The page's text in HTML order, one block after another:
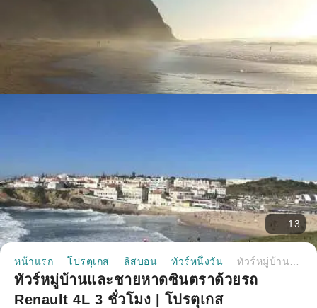
13
หน้าแรก โปรตุเกส ลิสบอน ทัวร์หนึ่งวัน
ทัวร์หมู่บ้านและชายหาดซินตราด้วยรถ
Renault 4L 3 ชั่วโมง | โปรตุเกส